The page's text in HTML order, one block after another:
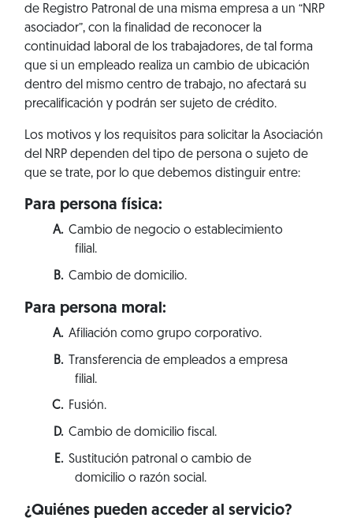
de Registro Patronal de una misma empresa a un “NRP
asociador”, con la finalidad de reconocer la
continuidad laboral de los trabajadores, de tal forma
que si un empleado realiza un cambio de ubicación
dentro del mismo centro de trabajo, no afectará su
precalificación y podrán ser sujeto de crédito.
Los motivos y los requisitos para solicitar la Asociación
del NRP dependen del tipo de persona o sujeto de
que se trate, por lo que debemos distinguir entre:
Para persona física:
Cambio de negocio o establecimiento
filial.
Cambio de domicilio.
Para persona moral:
Afiliación como grupo corporativo.
Transferencia de empleados a empresa
filial.
Fusión.
Cambio de domicilio fiscal.
Sustitución patronal o cambio de
domicilio o razón social.
¿Quiénes pueden acceder al servicio?